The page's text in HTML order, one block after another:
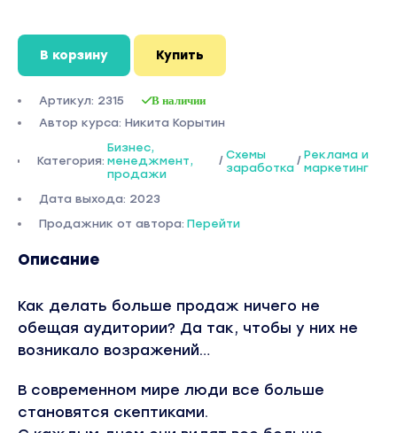
В корзину Купить
Артикул: 2315 В наличии
Автор курса: Никита Корытин
Категория:
Бизнес,
менеджмент,
продажи
/ Схемы
заработка / Реклама и
маркетинг
Дата выхода: 2023
Продажник от автора: Перейти
Описание
Как делать больше продаж ничего не
обещая аудитории? Да так, чтобы у них не
возникало возражений…
В современном мире люди все больше
становятся скептиками.